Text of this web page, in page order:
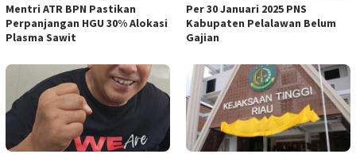
Mentri ATR BPN Pastikan
Perpanjangan HGU 30% Alokasi
Plasma Sawit
Per 30 Januari 2025 PNS
Kabupaten Pelalawan Belum
Gajian